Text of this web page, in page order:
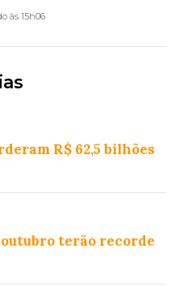
às 15h06
R$ 62,5 bilhões
terão recorde